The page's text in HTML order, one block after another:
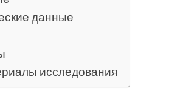
данные
исследования